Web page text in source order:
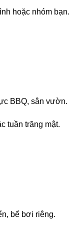
hoặc nhóm bạn.
BBQ, sân vườn.
tuần trăng mật.
bể bơi riêng.